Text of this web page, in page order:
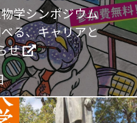
学シンポジウム
る、キャリアと
せ